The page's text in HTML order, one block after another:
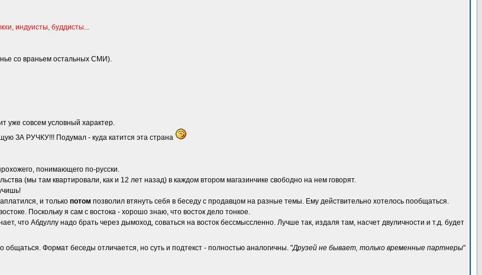
индуисты, буддисты...
со враньем остальных СМИ).
уже совсем условный характер.
ЗА РУЧКУ!!! Подумал - куда катится эта страна
понимающего по-русски.
(мы там квартировали, как и 12 лет назад) в каждом втором магазинчике свободно на нем говорят.
и только потом позволил втянуть себя в беседу с продавцом на разные темы. Ему действительно хотелось пообщаться.
Поскольку я сам с востока - хорошо знаю, что восток дело тонкое.
что Абдуллу надо брать через дымоход, соваться на восток бессмыссленно. Лучше так, издаля там, насчет двуличности и т.д. будет
общаться. Формат беседы отличается, но суть и подтекст - полностью аналогичны. "Друзей не бывает, только временные партнеры"